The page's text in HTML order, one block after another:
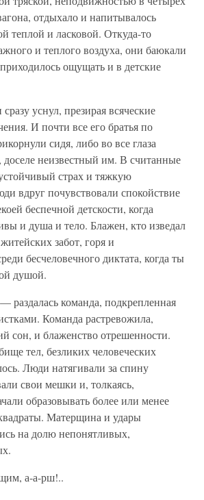
отдыхало и напитывалось
теплой и ласковой. Откуда-то
и теплого воздуха, они баюкали
ощущать и в детские
уснул, презирая всяческие
И почти все его братья по
сидя, либо во все глаза
доселе неизвестный им. В считанные
страх и тяжкую
вдруг почувствовали спокойствие
беспечной детскости, когда
и душа и тело. Блажен, кто изведал
забот, горя и
бесчеловечного диктата, когда ты
душой.
команда, подкрепленная
Команда растревожила,
сон, и блаженство отрешенности.
тел, безликих человеческих
Люди натягивали за спину
свои мешки и, толкаясь,
образовывать более или менее
Матерщина и удары
на долю непонятливых,
а-а-рш!..